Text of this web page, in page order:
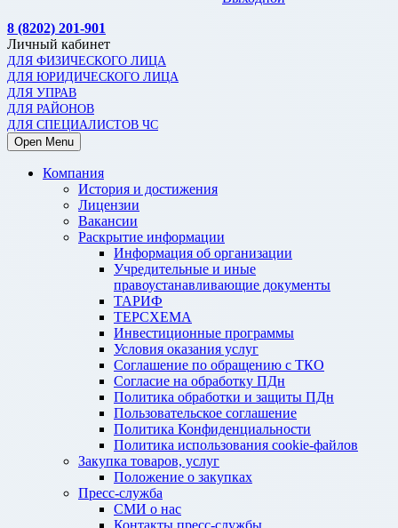
8 (8202) 201-901
Личный кабинет
ДЛЯ ФИЗИЧЕСКОГО ЛИЦА
ДЛЯ ЮРИДИЧЕСКОГО ЛИЦА
ДЛЯ УПРАВ
ДЛЯ РАЙОНОВ
ДЛЯ СПЕЦИАЛИСТОВ ЧС
Open Menu
Компания
История и достижения
Лицензии
Вакансии
Раскрытие информации
Информация об организации
Учредительные и иные
правоустанавливающие документы
ТАРИФ
ТЕРСХЕМА
Инвестиционные программы
Условия оказания услуг
Соглашение по обращению с ТКО
Согласие на обработку ПДн
Политика обработки и защиты ПДн
Пользовательское соглашение
Политика Конфиденциальности
Политика использования cookie-файлов
Закупка товаров, услуг
Положение о закупках
Пресс-служба
СМИ о нас
Контакты пресс-службы